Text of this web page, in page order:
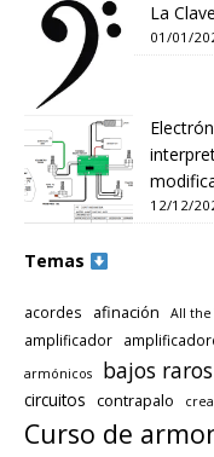
La
01/01/
12/12/
Temas
acordes afinación All the
amplificador
armónicos bajos raros
circuitos contrapalo
Curso de